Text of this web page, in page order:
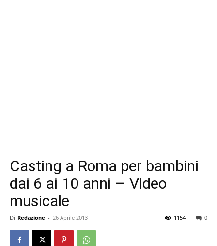
Casting a Roma per bambini
dai 6 ai 10 anni – Video
musicale
Di Redazione - 26 Aprile 2013 0
1154